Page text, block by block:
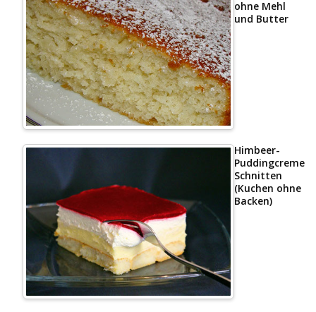
ohne Mehl
und Butter
Himbeer-
Puddingcreme
Schnitten
(Kuchen ohne
Backen)